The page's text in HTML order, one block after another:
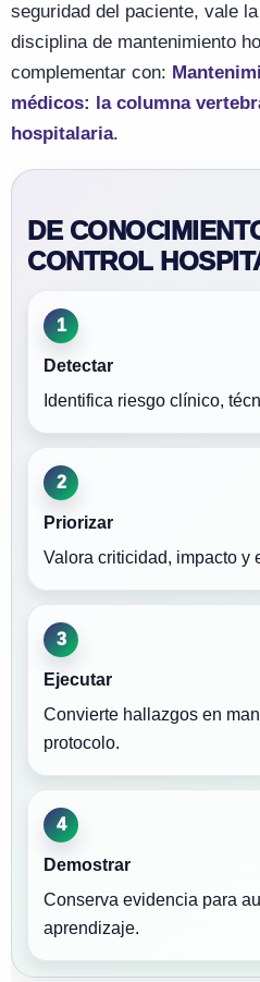
seguridad del paciente, vale
disciplina de mantenimiento
complementar con:
médicos: la columna
hospitalaria.
DE
CONTROL
1
Detectar
Identifica riesgo clínico,
2
Priorizar
Valora criticidad, impacto y
3
Ejecutar
Convierte hallazgos en
protocolo.
4
Demostrar
Conserva evidencia para
aprendizaje.